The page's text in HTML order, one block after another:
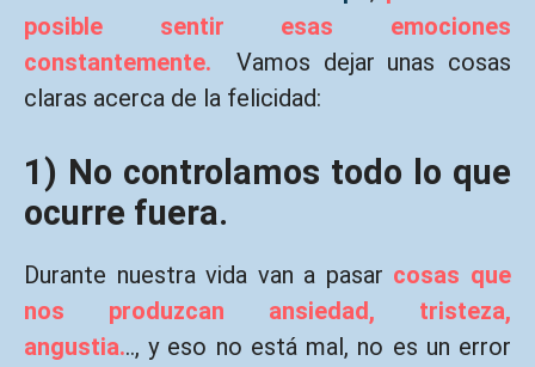
posible sentir esas emociones
constantemente.
Vamos dejar unas cosas
claras acerca de la felicidad:
1) No controlamos todo lo que
ocurre fuera.
Durante nuestra vida van a pasar cosas que
nos produzcan ansiedad, tristeza,
angustia..., y eso no está mal, no es un error